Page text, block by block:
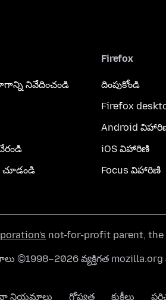
నివేదించండి
Firefox
దింపుకోండి
Firefox
Android
iOS విహారిణి
Focus విహారిణి
not-for-profit parent, the
©1998–2026 వ్యక్తిగత
నియమాలు గోప్యత కుకీలు